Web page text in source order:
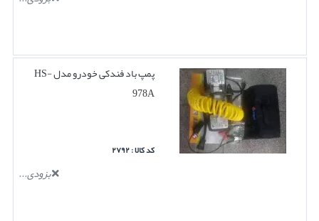
پمپ باد فندکی خودرو مدل HS-
978A
کد کالا : ۲۷۹۲
بزودی...